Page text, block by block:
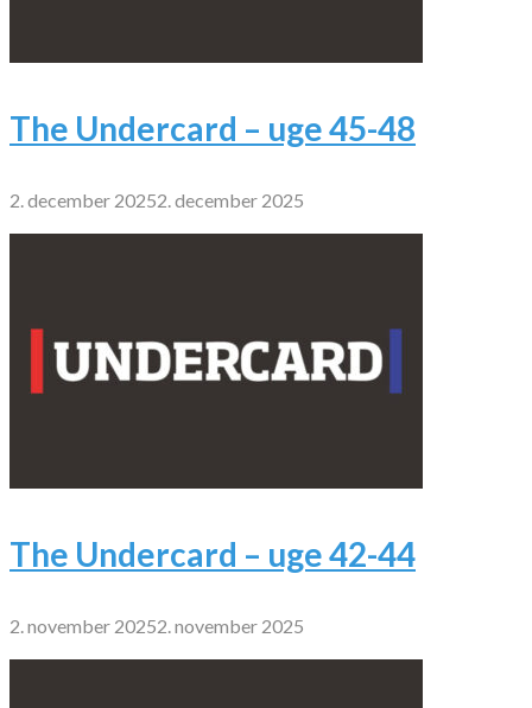
The Undercard – uge 45-48
2. december 20252. december 2025
The Undercard – uge 42-44
2. november 20252. november 2025